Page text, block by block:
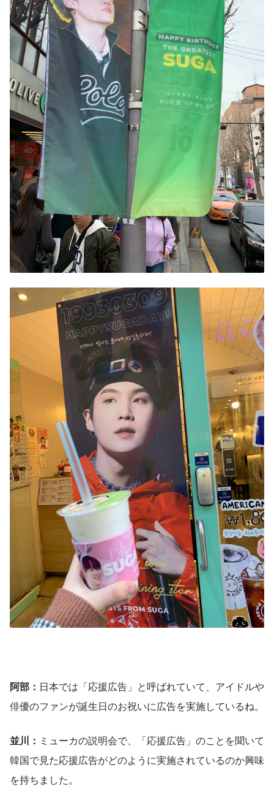
阿部： 日本では「応援広告」と呼ばれていて、アイドルや
俳優のファンが誕生日のお祝いに広告を実施しているね。
並川： ミューカの説明会で、「応援広告」のことを聞いて
韓国で見た応援広告がどのように実施されているのか興味
を持ちました。